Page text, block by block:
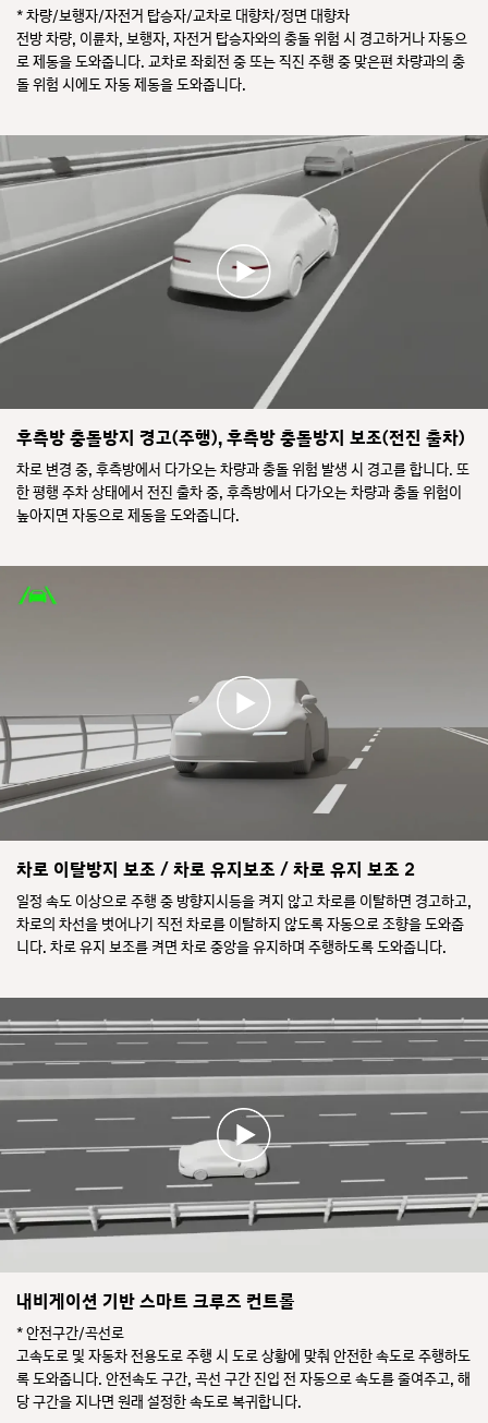
* 차량/보행자/자전거 탑승자/교차로 대향차/정면 대향차
전방 차량, 이륜차, 보행자, 자전거 탑승자와의 충돌 위험 시 경고하거나 자동으
로 제동을 도와줍니다. 교차로 좌회전 중 또는 직진 주행 중 맞은편 차량과의 충
돌 위험 시에도 자동 제동을 도와줍니다.
후측방 충돌방지 경고(주행), 후측방 충돌방지 보조(전진 출차)
차로 변경 중, 후측방에서 다가오는 차량과 충돌 위험 발생 시 경고를 합니다. 또
한 평행 주차 상태에서 전진 출차 중, 후측방에서 다가오는 차량과 충돌 위험이
높아지면 자동으로 제동을 도와줍니다.
차로 이탈방지 보조 / 차로 유지보조 / 차로 유지 보조 2
일정 속도 이상으로 주행 중 방향지시등을 켜지 않고 차로를 이탈하면 경고하고,
차로의 차선을 벗어나기 직전 차로를 이탈하지 않도록 자동으로 조향을 도와줍
니다. 차로 유지 보조를 켜면 차로 중앙을 유지하며 주행하도록 도와줍니다.
내비게이션 기반 스마트 크루즈 컨트롤
* 안전구간/곡선로
고속도로 및 자동차 전용도로 주행 시 도로 상황에 맞춰 안전한 속도로 주행하도
록 도와줍니다. 안전속도 구간, 곡선 구간 진입 전 자동으로 속도를 줄여주고, 해
당 구간을 지나면 원래 설정한 속도로 복귀합니다.